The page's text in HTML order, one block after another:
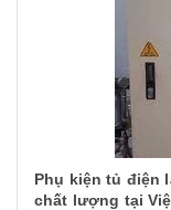
Phụ kiện tủ điện
chất lượng tại